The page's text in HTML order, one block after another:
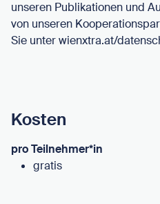
unseren Publikationen und
von unseren
Sie unter wienxtra.at/
Kosten
pro Teilnehmer*in
gratis